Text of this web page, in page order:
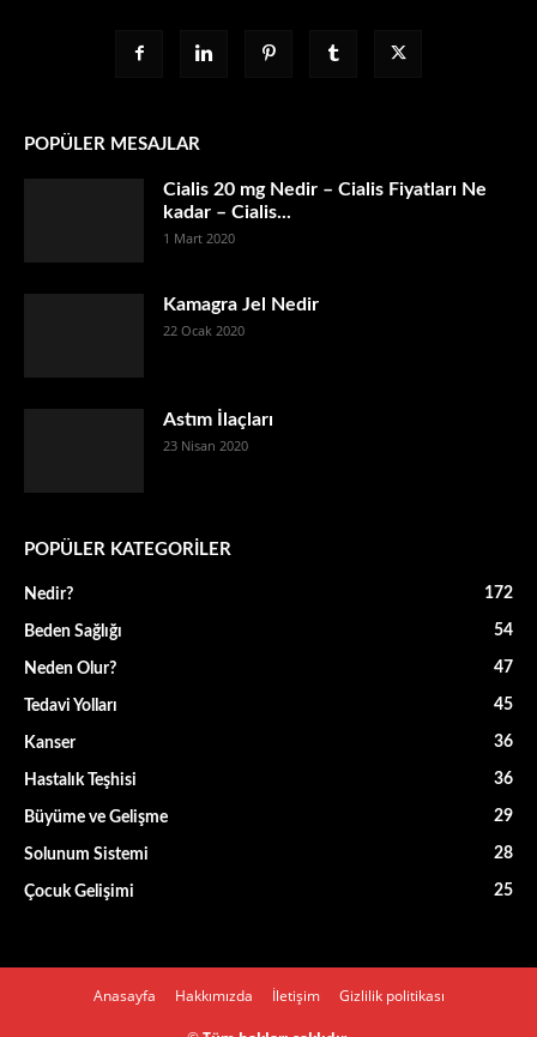
POPÜLER MESAJLAR
Cialis 20 mg Nedir – Cialis Fiyatları Ne
kadar – Cialis...
1 Mart 2020
Kamagra Jel Nedir
22 Ocak 2020
Astım İlaçları
23 Nisan 2020
POPÜLER KATEGORİLER
Nedir? 172
Beden Sağlığı 54
Neden Olur? 47
Tedavi Yolları 45
Kanser 36
Hastalık Teşhisi 36
Büyüme ve Gelişme 29
Solunum Sistemi 28
Çocuk Gelişimi 25
Anasayfa Hakkımızda İletişim Gizlilik politikası